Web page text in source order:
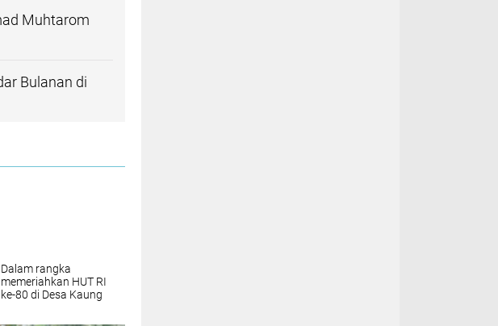
Muhtarom
Bulanan di
Dalam rangka
memeriahkan HUT RI
ke-80 di Desa Kaung